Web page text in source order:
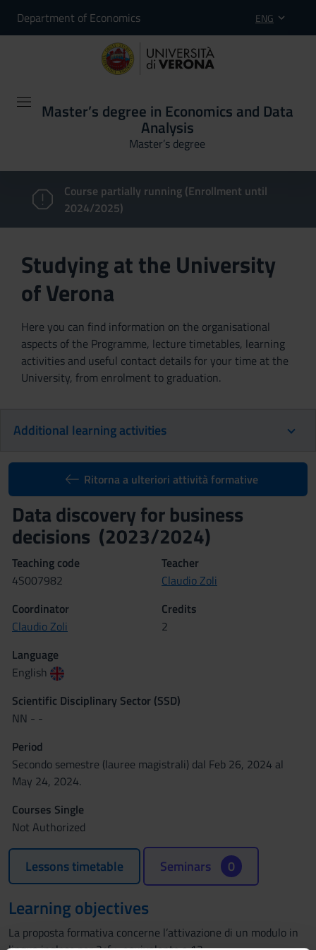
Department of Economics ENG
Master’s degree in Economics and Data
Analysis
Master’s degree
Course partially running (Enrollment until
2024/2025)
Studying at the University
of Verona
Here you can find information on the organisational
aspects of the Programme, lecture timetables, learning
activities and useful contact details for your time at the
University, from enrolment to graduation.
Additional learning activities
Ritorna a ulteriori attività formative
Data discovery for business
decisions (2023/2024)
Teaching code
4S007982
Teacher
Claudio Zoli
Coordinator
Claudio Zoli
Credits
2
Language
English
Scientific Disciplinary Sector (SSD)
NN - -
Period
Secondo semestre (lauree magistrali) dal Feb 26, 2024 al
May 24, 2024.
Courses Single
Not Authorized
Lessons timetable Seminars 0
Learning objectives
La proposta formativa concerne l’attivazione di un modulo in